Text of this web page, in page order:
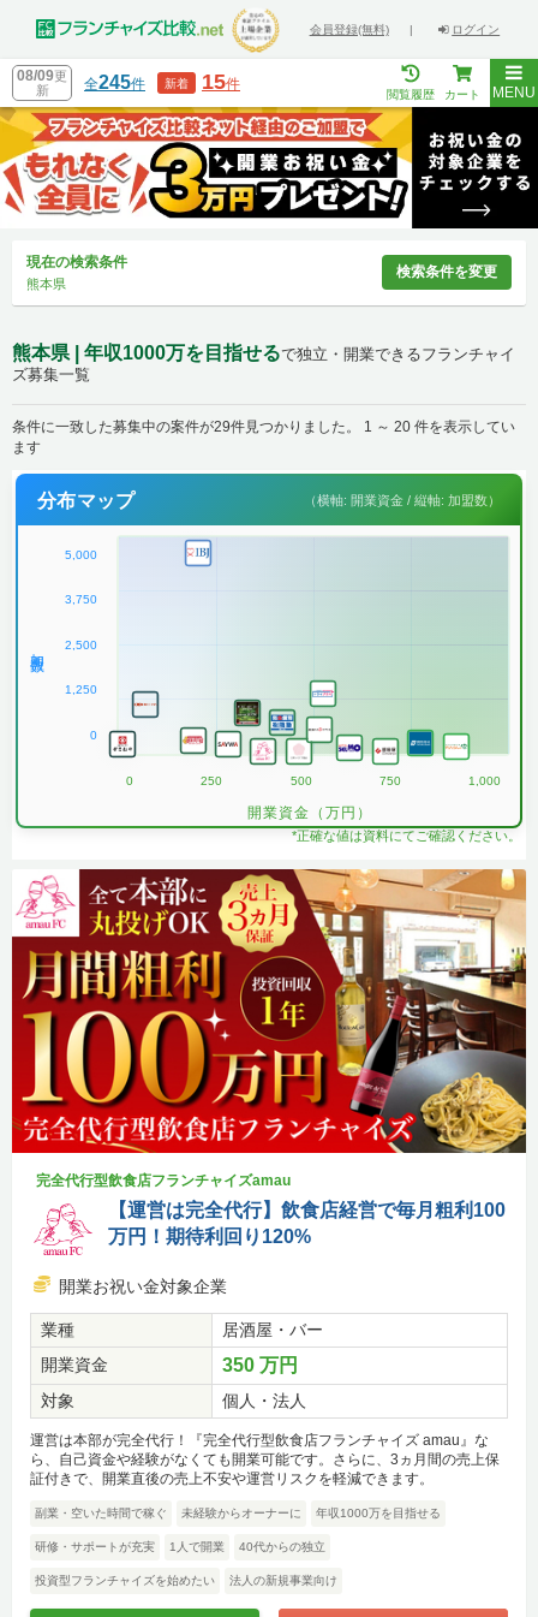
会員登録(無料) | ログイン
08/09更
新
全245件 新着 15件
閲覧履歴 カート MENU
現在の検索条件
熊本県
検索条件を変更
熊本県 | 年収1000万を目指せるで独立・開業できるフランチャイ
ズ募集一覧
条件に一致した募集中の案件が29件見つかりました。 1 ～ 20 件を表示してい
ます
分布マップ （横軸: 開業資金 / 縦軸: 加盟数）
5,000
3,750
2,500
1,250
0
0 250 500 750 1,000
開業資金（万円）
*正確な値は資料にてご確認ください。
完全代行型飲食店フランチャイズamau
【運営は完全代行】飲食店経営で毎月粗利100
万円！期待利回り120%
開業お祝い金対象企業
業種
居酒屋・バー
開業資金
350 万円
対象 個人・法人
運営は本部が完全代行！『完全代行型飲食店フランチャイズ amau』な
ら、自己資金や経験がなくても開業可能です。さらに、3ヵ月間の売上保
証付きで、開業直後の売上不安や運営リスクを軽減できます。
副業・空いた時間で稼ぐ 未経験からオーナーに 年収1000万を目指せる
研修・サポートが充実 1人で開業 40代からの独立
投資型フランチャイズを始めたい 法人の新規事業向け